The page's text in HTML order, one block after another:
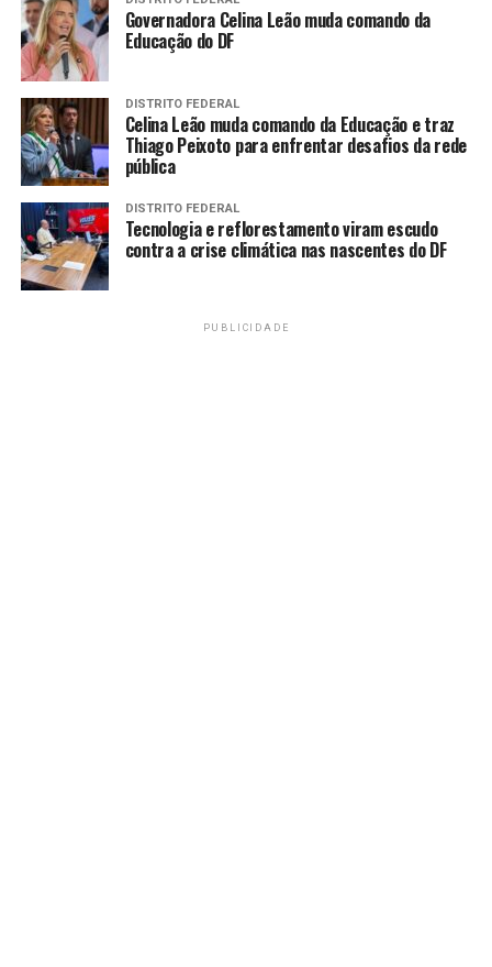
Fonte:Agência Brasil
TAGS
PRÓXIMO
Brusque vence mais uma na abertura da segunda rodada
da Série C
RECENTES
Massa anuncia saída de equipe após fim da temporada
da Fórmula E
Governadora Celina Leão muda comando da
Educação do DF
DISTRITO FEDERAL
Celina Leão muda comando da Educação e traz
Thiago Peixoto para enfrentar desafios da rede
pública
DISTRITO FEDERAL
Tecnologia e reflorestamento viram escudo
contra a crise climática nas nascentes do DF
PUBLICIDADE